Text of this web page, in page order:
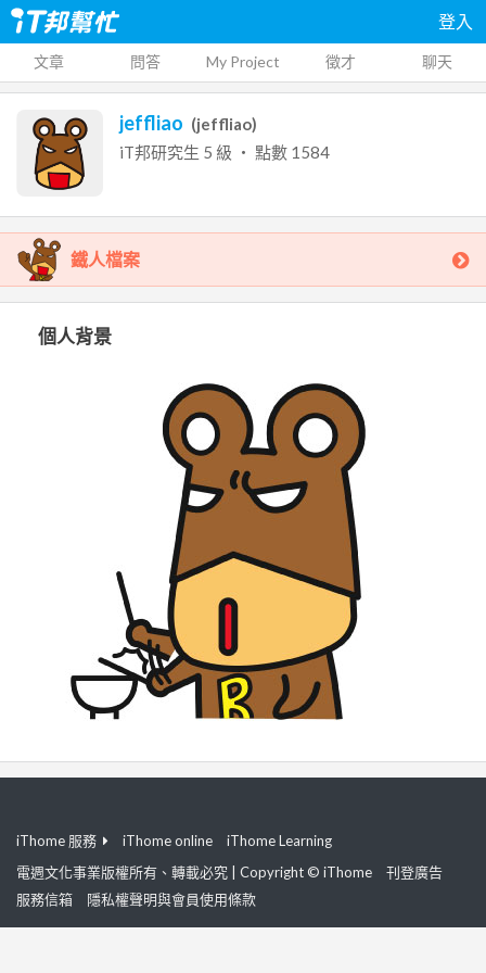
登入
文章 問答 My Project 徵才 聊天
jeffliao (jeffliao)
iT邦研究生 5 級 ‧ 點數 1584
鐵人檔案
個人背景
iThome 服務 iThome online
iThome Learning
電週文化事業版權所有、轉載必究 | Copyright © iThome
刊登廣告
服務信箱
隱私權聲明與會員使用條款